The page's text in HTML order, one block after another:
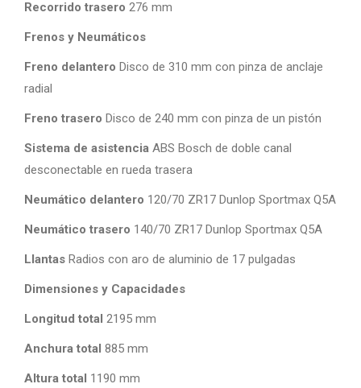
Recorrido trasero 276 mm
Frenos y Neumáticos
Freno delantero Disco de 310 mm con pinza de anclaje
radial
Freno trasero Disco de 240 mm con pinza de un pistón
Sistema de asistencia ABS Bosch de doble canal
desconectable en rueda trasera
Neumático delantero 120/70 ZR17 Dunlop Sportmax Q5A
Neumático trasero 140/70 ZR17 Dunlop Sportmax Q5A
Llantas Radios con aro de aluminio de 17 pulgadas
Dimensiones y Capacidades
Longitud total 2195 mm
Anchura total 885 mm
Altura total 1190 mm